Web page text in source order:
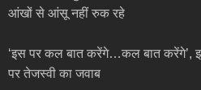
आंखों से आंसू नहीं रुक रहे
‘इस पर कल बात करेंगे…कल बात करेंगे’,
पर तेजस्वी का जवाब